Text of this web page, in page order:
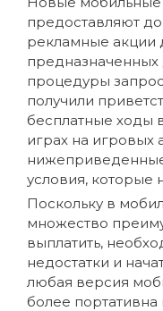
предоставляют
рекламные акции
предназначенных
процедуры
получили
бесплатные ходы
играх на игровых
условия, которые
Поскольку в
множество
выплатить,
недостатки и
любая версия
более